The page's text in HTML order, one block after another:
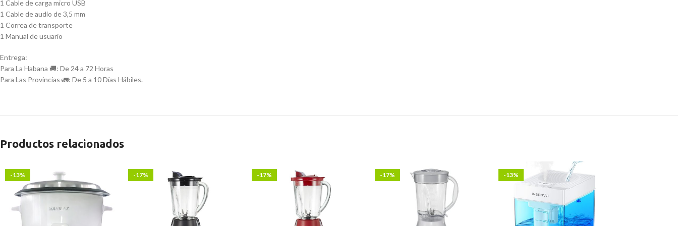
1 Cable de carga micro USB
1 Cable de audio de 3,5 mm
1 Correa de transporte
1 Manual de usuario
Entrega:
Para La Habana 🚚: De 24 a 72 Horas
Para Las Provincias 🚛: De 5 a 10 Días Hábiles.
Productos relacionados
-13% -17% -17% -17% -13%